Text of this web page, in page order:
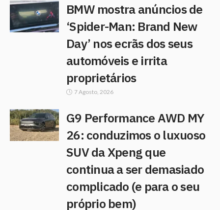
BMW mostra anúncios de
‘Spider-Man: Brand New
Day’ nos ecrãs dos seus
automóveis e irrita
proprietários
7 Agosto, 2026
G9 Performance AWD MY
26: conduzimos o luxuoso
SUV da Xpeng que
continua a ser demasiado
complicado (e para o seu
próprio bem)